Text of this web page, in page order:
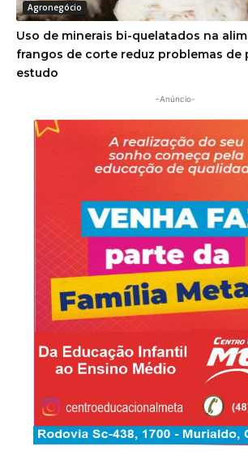
Agronegócio
Uso de minerais bi-quelatados na
frangos de corte reduz problemas de
estudo
-Anúncio-